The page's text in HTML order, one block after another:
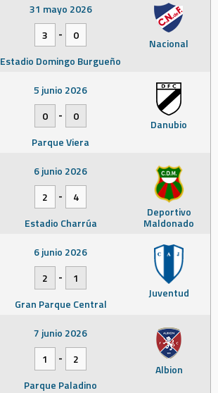
Nacional
31 mayo 2026
3
-
0
Estadio Domingo Burgueño
Danubio
5 junio 2026
0
-
0
Parque Viera
Deportivo
Maldonado
6 junio 2026
2
-
4
Estadio Charrúa
Juventud
6 junio 2026
2
-
1
Gran Parque Central
Albion
7 junio 2026
1
-
2
Parque Paladino